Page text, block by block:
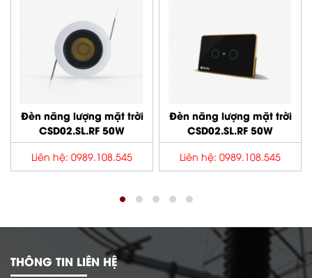
Đèn năng lượng mặt trời
CSD02.SL.RF 50W
Liên hệ: 0989.108.545
Đèn năng lượng mặt trời
CSD02.SL.RF 50W
Liên hệ: 0989.108.545
THÔNG TIN LIÊN HỆ